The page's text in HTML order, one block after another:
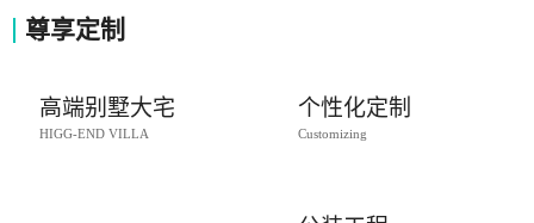
尊享定制
高端别墅大宅
HIGG-END VILLA
个性化定制
Customizing